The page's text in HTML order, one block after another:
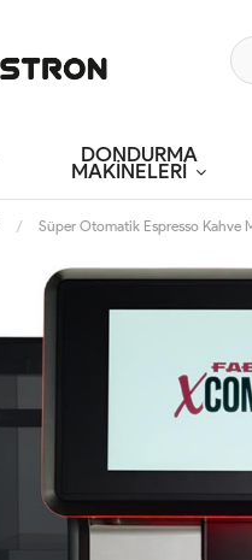
DONDURMA
MAKİNELERİ
Süper Otomatik Espresso Kahve